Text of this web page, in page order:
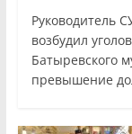
Руководитель
возбудил
Батыревского
превышение